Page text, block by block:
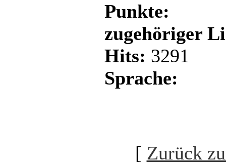
Punkte:
zugehöriger
Hits: 3291
Sprache:
[ Zurück